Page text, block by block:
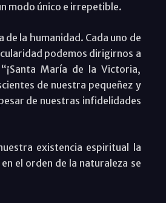
modo único e irrepetible.
la humanidad. Cada uno de
podemos dirigirnos a
María de la Victoria,
de nuestra pequeñez y
de nuestras infidelidades
existencia espiritual la
el orden de la naturaleza se